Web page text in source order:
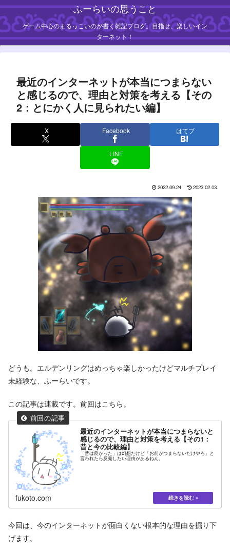
ふーらいの思うこと
ゲーム中心のまるっこいのが書く雑記ブログ。目指せ、楽しいイン
ターネット！
最近のインターネットが本当につまらない
と感じるので、理由と対策を考える【その
2：とにかく人に見られたい編】
X Facebook はてブ
LINE
2022.09.24 2023.02.03
どうも。エルデンリングはめっちゃ楽しかったけどマルチプレイ
未経験な、ふーらいです。
この記事は連載です。前回はこちら。
最近のインターネットが本当につまらないと
感じるので、理由と対策を考える【その1：
昔と今の比較編】
「昔は良かった」は幻想だけど「お前がつまらないだけやろ」と
言われたら反発したい理由があるねん。
fukoto.com
今回は、今のインターネットが面白くない根本的な理由を掘り下
げます。